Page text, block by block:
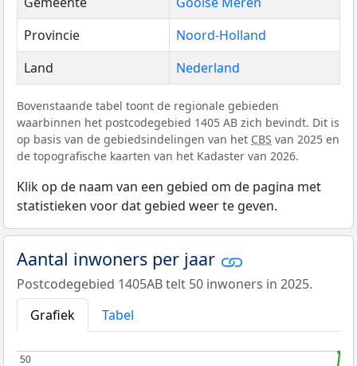
Provincie
Noord-Holland
Land
Nederland
Bovenstaande tabel toont de regionale gebieden
waarbinnen het postcodegebied 1405 AB zich bevindt. Dit is
op basis van de gebiedsindelingen van het CBS van 2025 en
de topografische kaarten van het Kadaster van 2026.
Klik op de naam van een gebied om de pagina met
statistieken voor dat gebied weer te geven.
Aantal inwoners per jaar
Postcodegebied 1405AB telt 50 inwoners in 2025.
Grafiek
Tabel
50
50